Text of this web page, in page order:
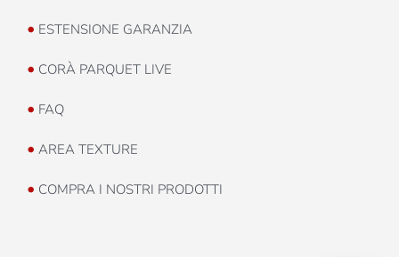
• ESTENSIONE GARANZIA
• CORÀ PARQUET LIVE
• FAQ
• AREA TEXTURE
• COMPRA I NOSTRI PRODOTTI